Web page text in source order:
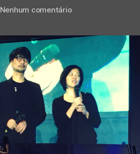
Nenhum comentárioem
“parede
da
fama”
para
Kojima
durante